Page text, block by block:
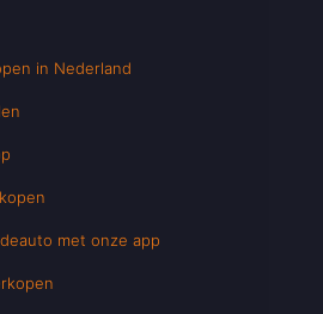
in Nederland
met onze app